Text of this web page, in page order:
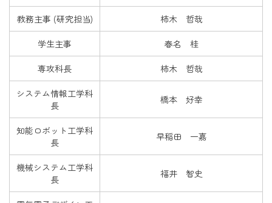
教務主事 (研究担当) 柿木 哲哉
学生主事 春名 桂
専攻科長 柿木 哲哉
システム情報工学科
長
橋本 好幸
知能ロボット工学科
長
早稲田 一嘉
機械システム工学科
長
福井 智史